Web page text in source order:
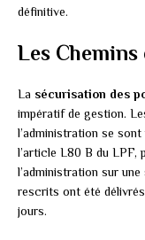
définitive.
Les Chemins
La sécurisation des
impératif de gestion.
l’administration se
l’article L80 B du LPF,
l’administration sur
rescrits ont été
jours.